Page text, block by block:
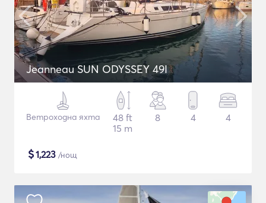
Jeanneau SUN ODYSSEY 49I
Ветроходна яхта
48 ft
15 m
8 4 4
$1,223 /нощ